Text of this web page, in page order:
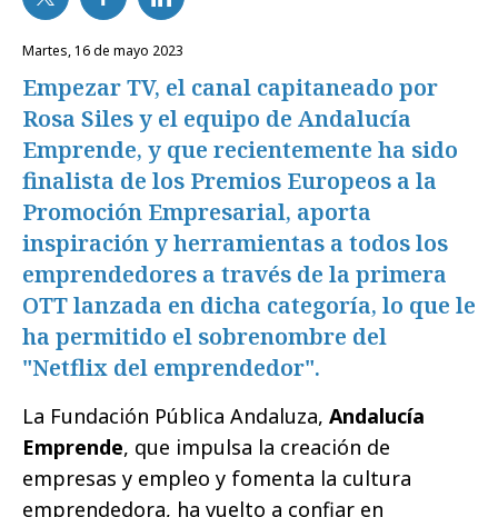
martes, 16 de mayo 2023
Empezar TV, el canal capitaneado por
Rosa Siles y el equipo de Andalucía
Emprende, y que recientemente ha sido
finalista de los Premios Europeos a la
Promoción Empresarial, aporta
inspiración y herramientas a todos los
emprendedores a través de la primera
OTT lanzada en dicha categoría, lo que le
ha permitido el sobrenombre del
"Netflix del emprendedor".
La Fundación Pública Andaluza, Andalucía
Emprende, que impulsa la creación de
empresas y empleo y fomenta la cultura
emprendedora, ha vuelto a confiar en